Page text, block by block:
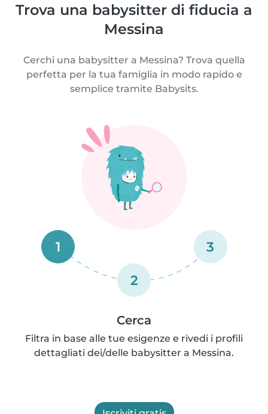
Trova una babysitter di fiducia a
Messina
Cerchi una babysitter a Messina? Trova quella
perfetta per la tua famiglia in modo rapido e
semplice tramite Babysits.
1
2
3
Cerca
Filtra in base alle tue esigenze e rivedi i profili
dettagliati dei/delle babysitter a Messina.